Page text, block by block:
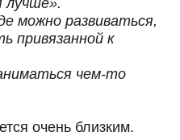
можно развиваться,
привязанной к
чем-то
очень близким.